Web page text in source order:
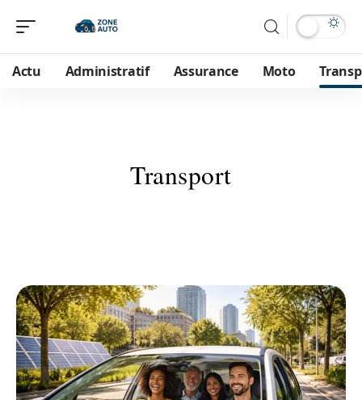
Actu Administratif Assurance Moto
Transport